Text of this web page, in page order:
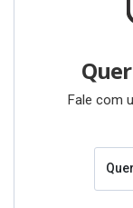
Fale com